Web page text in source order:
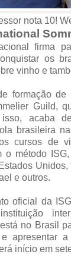
nota 10!
firma
os
vinho e
formação de
Guild,
isso, acaba
brasileira
cursos de
o método
e outros.
oficial da
no Brasil
apresentar
início em